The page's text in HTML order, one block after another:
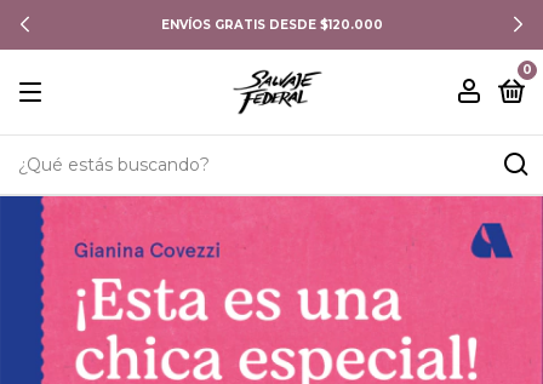
ENVÍOS GRATIS DESDE $120.000
0